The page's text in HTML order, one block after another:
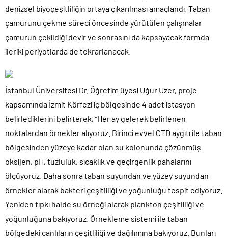
denizsel biyoçeşitliliğin ortaya çıkarılması amaçlandı. Taban
çamurunu çekme süreci öncesinde yürütülen çalışmalar
çamurun çekildiği devir ve sonrasını da kapsayacak formda
ileriki periyotlarda de tekrarlanacak.
İstanbul Üniversitesi Dr. Öğretim üyesi Uğur Uzer, proje
kapsamında İzmit Körfezi iç bölgesinde 4 adet istasyon
belirlediklerini belirterek, “Her ay gelerek belirlenen
noktalardan örnekler alıyoruz. Birinci evvel CTD aygıtı ile taban
bölgesinden yüzeye kadar olan su kolonunda çözünmüş
oksijen, pH, tuzluluk, sıcaklık ve geçirgenlik pahalarını
ölçüyoruz. Daha sonra taban suyundan ve yüzey suyundan
örnekler alarak bakteri çeşitliliği ve yoğunluğu tespit ediyoruz.
Yeniden tıpkı halde su örneği alarak plankton çeşitliliği ve
yoğunluğuna bakıyoruz. Örnekleme sistemi ile taban
bölgedeki canlıların çeşitliliği ve dağılımına bakıyoruz. Bunları